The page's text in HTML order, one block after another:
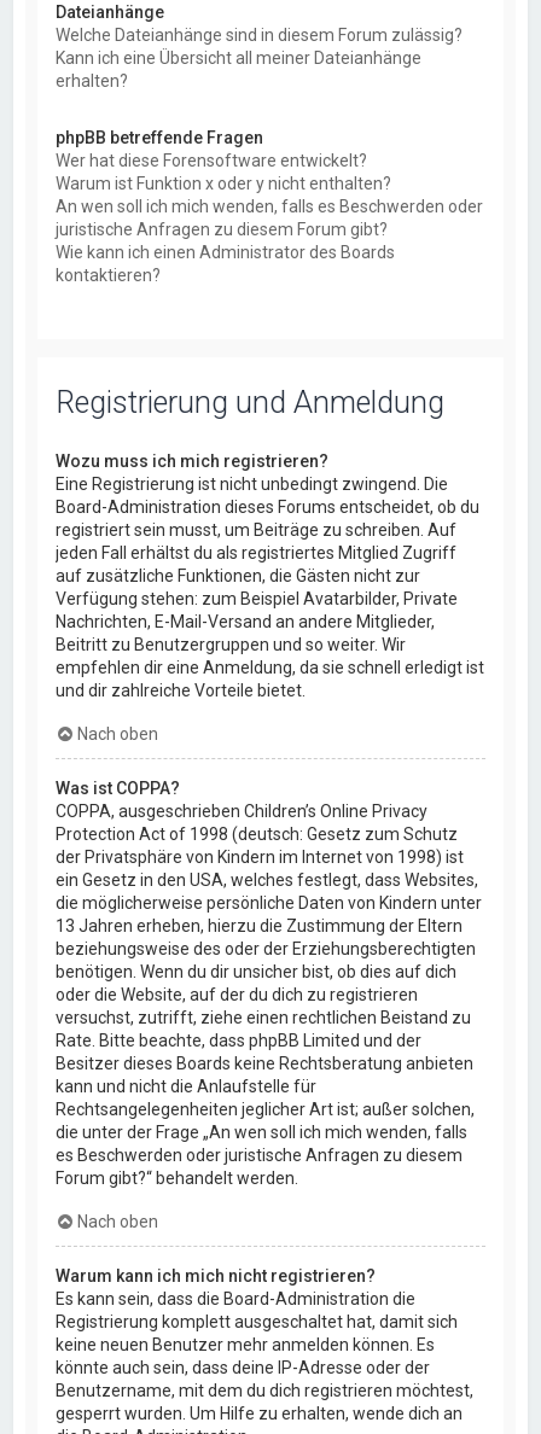
Dateianhänge
Welche Dateianhänge sind in diesem Forum zulässig?
Kann ich eine Übersicht all meiner Dateianhänge
erhalten?
phpBB betreffende Fragen
Wer hat diese Forensoftware entwickelt?
Warum ist Funktion x oder y nicht enthalten?
An wen soll ich mich wenden, falls es Beschwerden oder
juristische Anfragen zu diesem Forum gibt?
Wie kann ich einen Administrator des Boards
kontaktieren?
Registrierung und Anmeldung
Wozu muss ich mich registrieren?
Eine Registrierung ist nicht unbedingt zwingend. Die
Board-Administration dieses Forums entscheidet, ob du
registriert sein musst, um Beiträge zu schreiben. Auf
jeden Fall erhältst du als registriertes Mitglied Zugriff
auf zusätzliche Funktionen, die Gästen nicht zur
Verfügung stehen: zum Beispiel Avatarbilder, Private
Nachrichten, E-Mail-Versand an andere Mitglieder,
Beitritt zu Benutzergruppen und so weiter. Wir
empfehlen dir eine Anmeldung, da sie schnell erledigt ist
und dir zahlreiche Vorteile bietet.
Nach oben
Was ist COPPA?
COPPA, ausgeschrieben Children’s Online Privacy
Protection Act of 1998 (deutsch: Gesetz zum Schutz
der Privatsphäre von Kindern im Internet von 1998) ist
ein Gesetz in den USA, welches festlegt, dass Websites,
die möglicherweise persönliche Daten von Kindern unter
13 Jahren erheben, hierzu die Zustimmung der Eltern
beziehungsweise des oder der Erziehungsberechtigten
benötigen. Wenn du dir unsicher bist, ob dies auf dich
oder die Website, auf der du dich zu registrieren
versuchst, zutrifft, ziehe einen rechtlichen Beistand zu
Rate. Bitte beachte, dass phpBB Limited und der
Besitzer dieses Boards keine Rechtsberatung anbieten
kann und nicht die Anlaufstelle für
Rechtsangelegenheiten jeglicher Art ist; außer solchen,
die unter der Frage „An wen soll ich mich wenden, falls
es Beschwerden oder juristische Anfragen zu diesem
Forum gibt?“ behandelt werden.
Nach oben
Warum kann ich mich nicht registrieren?
Es kann sein, dass die Board-Administration die
Registrierung komplett ausgeschaltet hat, damit sich
keine neuen Benutzer mehr anmelden können. Es
könnte auch sein, dass deine IP-Adresse oder der
Benutzername, mit dem du dich registrieren möchtest,
gesperrt wurden. Um Hilfe zu erhalten, wende dich an